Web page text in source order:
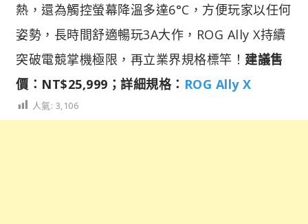
熱，還為觸控螢幕降溫多達6°C，方便玩家以任何
姿勢，長時間舒適暢玩3A大作，ROG Ally X持續
突破電競掌機極限，再立業界規格標竿！ 建議售
價：NT$25,999；詳細規格： ROG Ally X
人氣: 3,106